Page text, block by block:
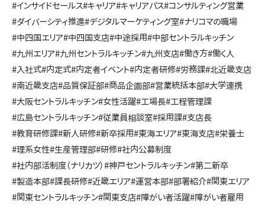
#インサイドセールス#キャリア#キャリアパス#コンサルティング営業
#ダイバーシティ推進#デジタルマーケティング室#ナリコマの職場
#中四国エリア#中四国支店#中途採用#中部セントラルキッチン
#九州エリア#九州セントラルキッチン#九州支店#働き方#働く人
#入社式#内定式#内定者イベント#内定者研修#労務課#北近畿支店
#南近畿支店#品質保証部#商品企画部#営業統括本部#大学連携
#大阪セントラルキッチン#女性活躍#工場長#工程管理課
#広島セントラルキッチン#従業員相談室#採用課#支店長
#教育研修課#新人研修#新卒採用#東海エリア#東海支店#栄養士
#理系女性#生産管理部#研修#社内公募制度
#社内部活制度（ナリカツ） #神戸セントラルキッチン#第二新卒
#製造本部#課長研修#近畿エリア#運営本部#部署紹介#関東エリア
#関東セントラルキッチン#関東支店#障がい者活躍#障がい者雇用